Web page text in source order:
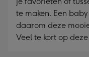
te maken. Een
daarom deze
Veel te kort op